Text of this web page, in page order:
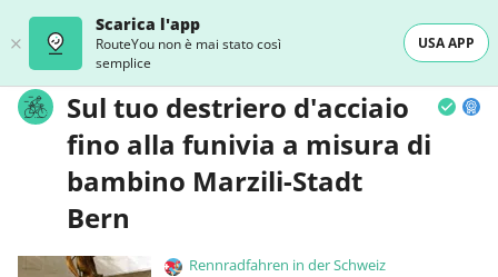
Scarica l'app
RouteYou non è mai stato così
semplice
USA APP
Sul tuo destriero d'acciaio
fino alla funivia a misura di
bambino Marzili-Stadt
Bern
Rennradfahren in der Schweiz